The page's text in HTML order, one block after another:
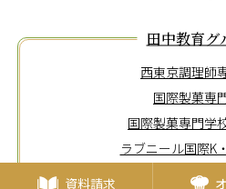
田中教育グ
西東京調理師
国際製菓専
国際製菓専門学
ラブニール国際K
東京メディカル歯
資料請求